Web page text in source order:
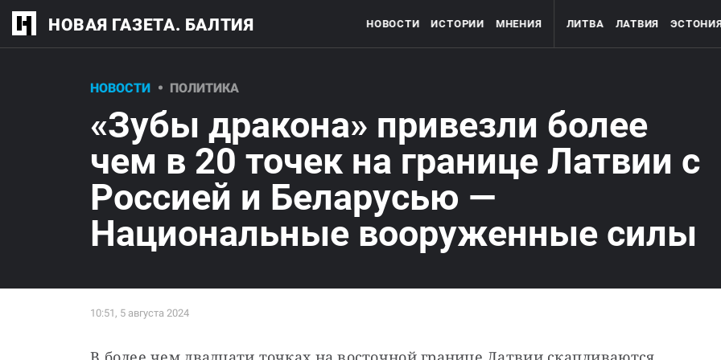
НОВАЯ ГАЗЕТА. БАЛТИЯ НОВОСТИ ИСТОРИИ МНЕНИЯ ЛИТВА ЛАТВИЯ
НОВОСТИ ПОЛИТИКА
«Зубы дракона» привезли более
чем в 20 точек на границе Латвии с
Россией и Беларусью —
Национальные вооруженные силы